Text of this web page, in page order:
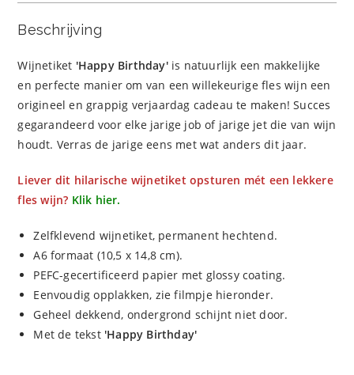
Beschrijving
Wijnetiket 'Happy Birthday'is natuurlijk een makkelijke
en perfecte manier om van een willekeurige fles wijn een
origineel en grappig verjaardag cadeau te maken! Succes
gegarandeerd voor elke jarige job of jarige jet die van wijn
houdt. Verras de jarige eens met wat anders dit jaar.
Liever dit hilarische wijnetiket opsturen mét een lekkere
fles wijn? Klik hier.
Zelfklevend wijnetiket, permanent hechtend.
A6 formaat (10,5 x 14,8 cm).
PEFC-gecertificeerd papier met glossy coating.
Eenvoudig opplakken, zie filmpje hieronder.
Geheel dekkend, ondergrond schijnt niet door.
Met de tekst 'Happy Birthday'